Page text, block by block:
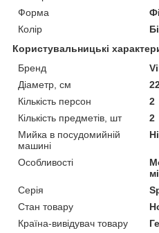
Форма
Колір
Користувальницькі
Бренд
Діаметр, см
Кількість персон
2
Кількість предметів, шт
2
Мийка в посудомийній
машині
Особливості
Серія
Стан товару
Країна-вивідувач товару